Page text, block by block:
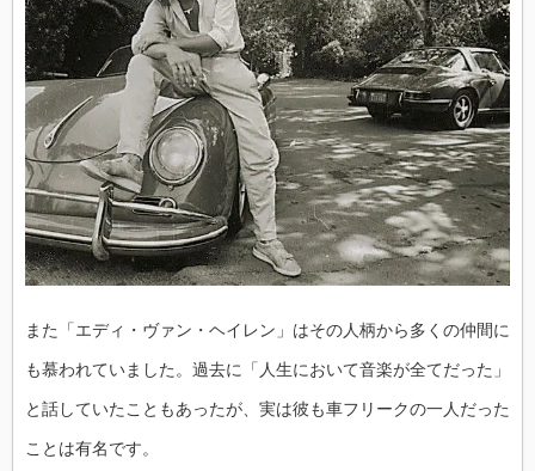
また「エディ・ヴァン・ヘイレン」はその人柄から多くの仲間に
も慕われていました。過去に「人生において音楽が全てだった」
と話していたこともあったが、実は彼も車フリークの一人だった
ことは有名です。